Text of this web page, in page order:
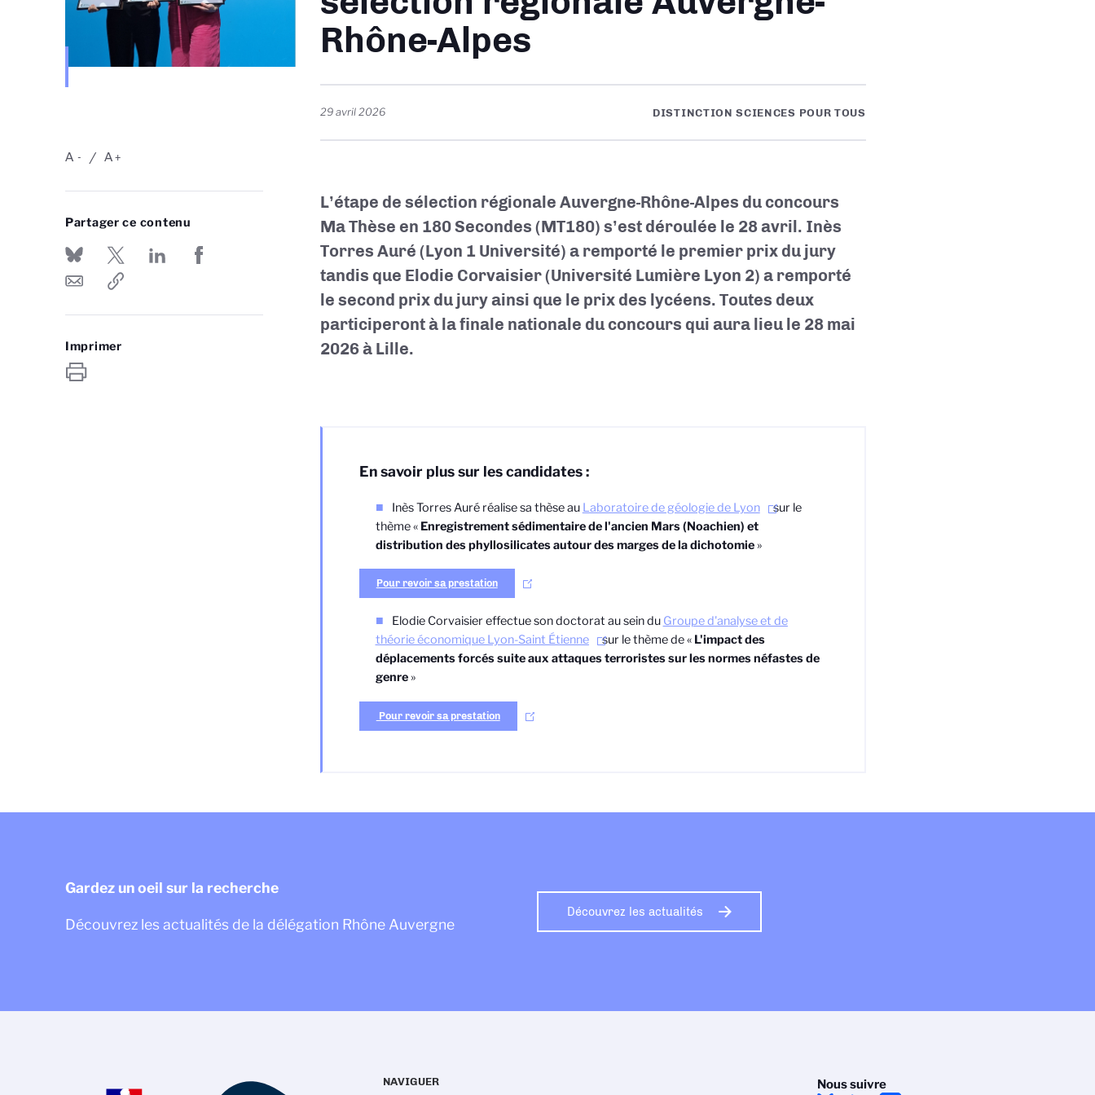
-
A +
A
Partager ce contenu
Imprimer
Rhône-Alpes
29 avril 2026 DISTINCTION SCIENCES POUR TOUS
L’étape de sélection régionale Auvergne-Rhône-Alpes du concours
Ma Thèse en 180 Secondes (MT180) s’est déroulée le 28 avril. Inès
Torres Auré (Lyon 1 Université) a remporté le premier prix du jury
tandis que Elodie Corvaisier (Université Lumière Lyon 2) a remporté
le second prix du jury ainsi que le prix des lycéens. Toutes deux
participeront à la finale nationale du concours qui aura lieu le 28 mai
2026 à Lille.
En savoir plus sur les candidates :
Inès Torres Auré réalise sa thèse au Laboratoire de géologie de Lyon
sur le
thème« Enregistrement sédimentaire de l'ancien Mars (Noachien) et
distribution des phyllosilicates autour des marges de la dichotomie»
Pour revoir sa prestation
Elodie Corvaisiereffectue son doctorat au sein du Groupe d'analyse et de
théorie économique Lyon-Saint Étienne
sur le thème de « L'impact des
déplacements forcés suite aux attaques terroristes sur les normes néfastes de
genre»
Pour revoir sa prestation
Gardez un oeil sur la recherche
Découvrez les actualités de la délégation Rhône Auvergne
Découvrez les actualités
Nous suivre
NAVIGUER